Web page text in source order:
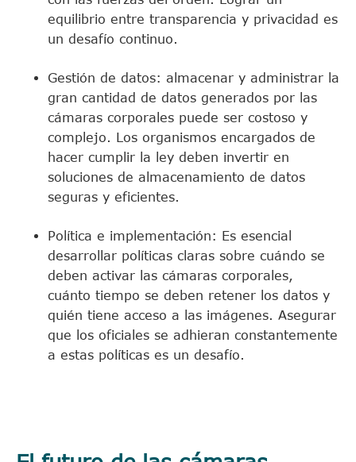
equilibrio entre transparencia y privacidad es
un desafío continuo.
Gestión de datos: almacenar y administrar la
gran cantidad de datos generados por las
cámaras corporales puede ser costoso y
complejo. Los organismos encargados de
hacer cumplir la ley deben invertir en
soluciones de almacenamiento de datos
seguras y eficientes.
Política e implementación: Es esencial
desarrollar políticas claras sobre cuándo se
deben activar las cámaras corporales,
cuánto tiempo se deben retener los datos y
quién tiene acceso a las imágenes. Asegurar
que los oficiales se adhieran constantemente
a estas políticas es un desafío.